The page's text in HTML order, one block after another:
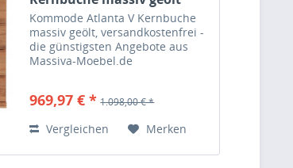
Kommode Atlanta V Kernbuche
massiv geölt, versandkostenfrei -
die günstigsten Angebote aus
Massiva-Moebel.de
969,97 € * 1.098,00 € *
Vergleichen Merken